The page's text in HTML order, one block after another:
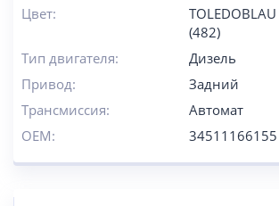
Цвет:
(482)
Тип двигателя:
Дизель
Привод:
Задний
Трансмиссия:
Автомат
OEM:
34511166155